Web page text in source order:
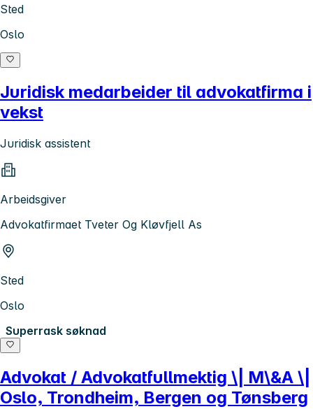
Sted
Oslo
Juridisk medarbeider til advokatfirma i
vekst
Juridisk assistent
Arbeidsgiver
Advokatfirmaet Tveter Og Kløvfjell As
Sted
Oslo
Superrask søknad
Advokat / Advokatfullmektig \| M\&A \|
Oslo, Trondheim, Bergen og Tønsberg